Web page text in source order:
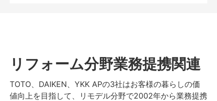
リフォーム分野業務提携関連
TOTO、DAIKEN、YKK APの3社はお客様の暮らしの価
値向上を目指して、リモデル分野で2002年から業務提携